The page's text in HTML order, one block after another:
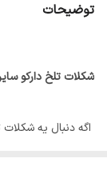
توضیحات
شکلات تلخ دارکو
اگه دنبال یه